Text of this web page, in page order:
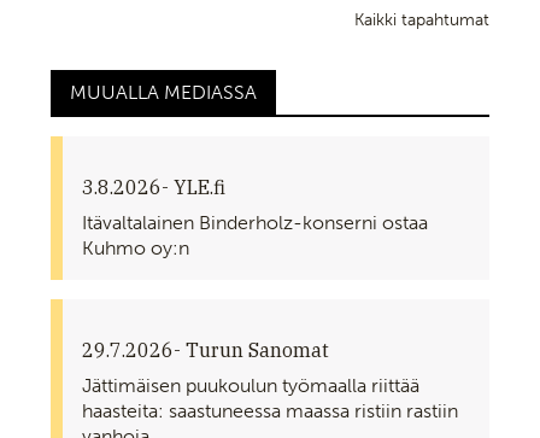
Kaikki tapahtumat
MUUALLA MEDIASSA
3.8.2026- YLE.fi
Itävaltalainen Binderholz-konserni ostaa
Kuhmo oy:n
29.7.2026- Turun Sanomat
Jättimäisen puukoulun työmaalla riittää
haasteita: saastuneessa maassa ristiin rastiin